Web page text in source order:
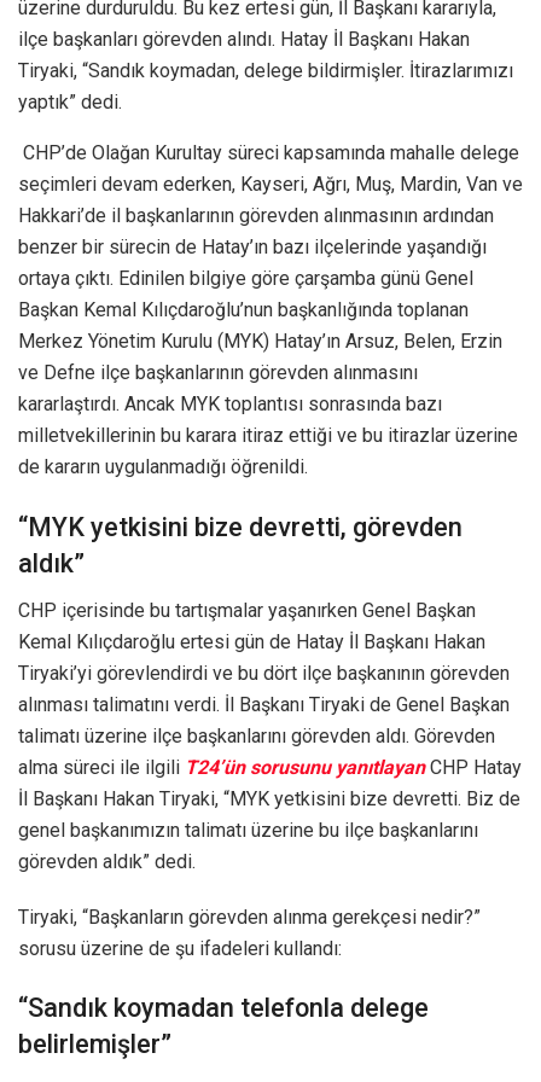
üzerine durduruldu. Bu kez ertesi gün, İl Başkanı kararıyla,
ilçe başkanları görevden alındı. Hatay İl Başkanı Hakan
Tiryaki, “Sandık koymadan, delege bildirmişler. İtirazlarımızı
yaptık” dedi.
CHP’de Olağan Kurultay süreci kapsamında mahalle delege
seçimleri devam ederken, Kayseri, Ağrı, Muş, Mardin, Van ve
Hakkari’de il başkanlarının görevden alınmasının ardından
benzer bir sürecin de Hatay’ın bazı ilçelerinde yaşandığı
ortaya çıktı. Edinilen bilgiye göre çarşamba günü Genel
Başkan Kemal Kılıçdaroğlu’nun başkanlığında toplanan
Merkez Yönetim Kurulu (MYK) Hatay’ın Arsuz, Belen, Erzin
ve Defne ilçe başkanlarının görevden alınmasını
kararlaştırdı. Ancak MYK toplantısı sonrasında bazı
milletvekillerinin bu karara itiraz ettiği ve bu itirazlar üzerine
de kararın uygulanmadığı öğrenildi.
“MYK yetkisini bize devretti, görevden
aldık”
CHP içerisinde bu tartışmalar yaşanırken Genel Başkan
Kemal Kılıçdaroğlu ertesi gün de Hatay İl Başkanı Hakan
Tiryaki’yi görevlendirdi ve bu dört ilçe başkanının görevden
alınması talimatını verdi. İl Başkanı Tiryaki de Genel Başkan
talimatı üzerine ilçe başkanlarını görevden aldı. Görevden
alma süreci ile ilgili T24’ün sorusunu yanıtlayanCHP Hatay
İl Başkanı Hakan Tiryaki, “MYK yetkisini bize devretti. Biz de
genel başkanımızın talimatı üzerine bu ilçe başkanlarını
görevden aldık” dedi.
Tiryaki, “Başkanların görevden alınma gerekçesi nedir?”
sorusu üzerine de şu ifadeleri kullandı:
“Sandık koymadan telefonla delege
belirlemişler”